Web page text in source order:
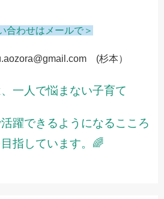
合わせはメールで＞
(杉本）
一人で悩まない子育て
躍できるようになるこころ
指しています。🌈